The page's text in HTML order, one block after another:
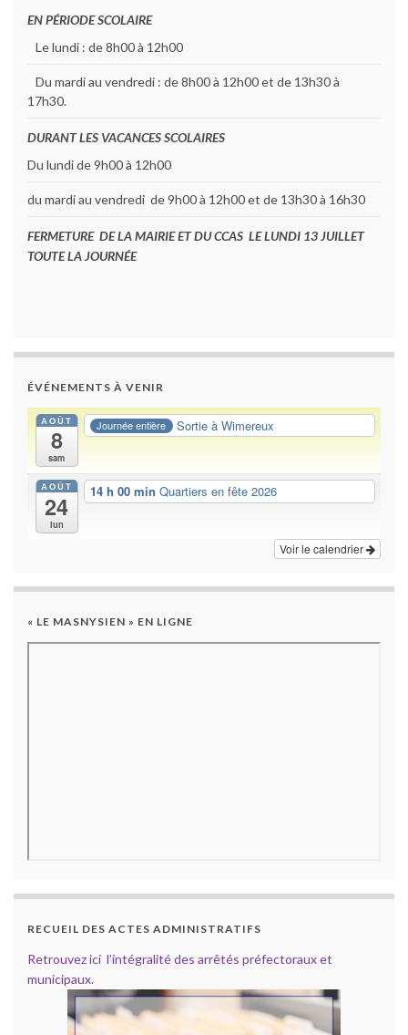
EN PÉRIODE SCOLAIRE
Le lundi : de 8h00 à 12h00
Du mardi au vendredi : de 8h00 à 12h00 et de 13h30 à
17h30.
DURANT LES VACANCES SCOLAIRES
Du lundi de 9h00 à 12h00
du mardi au vendredi de 9h00 à 12h00 et de 13h30 à 16h30
FERMETURE DE LA MAIRIE ET DU CCAS LE LUNDI 13 JUILLET
TOUTE LA JOURNÉE
ÉVÉNEMENTS À VENIR
AOÛT
8
sam
Journée entière Sortie à Wimereux
AOÛT
24
lun
14 h 00 min Quartiers en fête 2026
Voir le calendrier
« LE MASNYSIEN » EN LIGNE
RECUEIL DES ACTES ADMINISTRATIFS
Retrouvez ici l’intégralité des arrêtés préfectoraux et
municipaux.